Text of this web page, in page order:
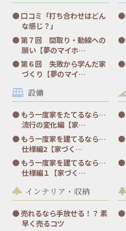
口コミ「打ち合わせはどん
な感じ？」
第７回 間取り・動線への
願い【夢のマイホ…
第６回 失敗から学んだ家
づくり【夢のマイ…
設備
もう一度家をたてるなら…
流行の変化編【家…
もう一度家を建てるなら…
仕様編2【家づく…
もう一度家を建てるなら…
仕様編１【家づく…
インテリア・収納
売れるなら手放せる！？ 素
早く売るコツ